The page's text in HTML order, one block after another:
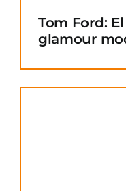
Tom Ford:
glamour